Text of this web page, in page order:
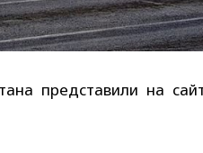
представили на